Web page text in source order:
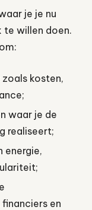
je je nu
te willen doen.
zoals kosten,
waar je de
realiseert;
energie,
en